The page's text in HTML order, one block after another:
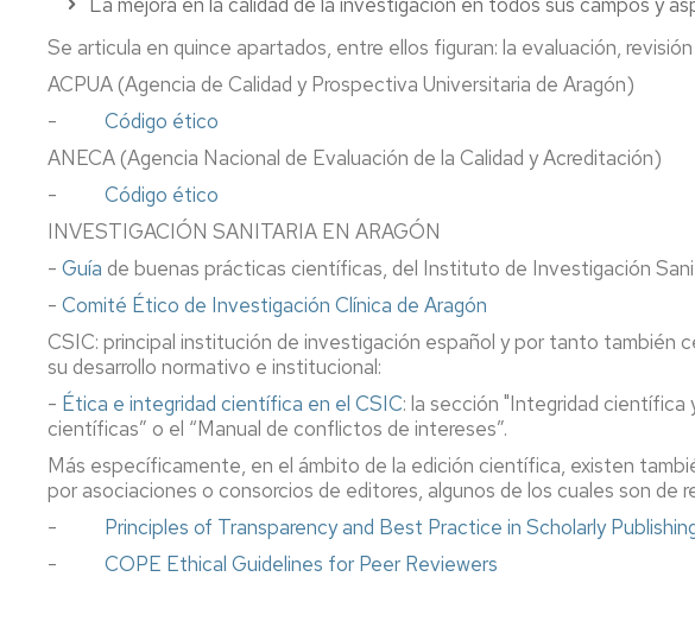
por
abierto
UZ
(Sideral)
Se articula en quince apartados, entre ellos figuran: la evaluación,
ACPUA (Agencia de Calidad y Prospectiva Universitaria de Aragón)
- Código ético
ANECA (Agencia Nacional de Evaluación de la Calidad y Acreditación)
- Código ético
INVESTIGACIÓN SANITARIA EN ARAGÓN
- Guía de buenas prácticas científicas, del Instituto de Investigación
- Comité Ético de Investigación Clínica de Aragón
CSIC: principal institución de investigación español y por tanto también
su desarrollo normativo e institucional:
- Ética e integridad científica en el CSIC: la sección "Integridad
científicas” o el “Manual de conflictos de intereses”.
Más específicamente, en el ámbito de la edición científica, existen
por asociaciones o consorcios de editores, algunos de los cuales son
- Principles of Transparency and Best Practice in Scholarly
- COPE Ethical Guidelines for Peer Reviewers